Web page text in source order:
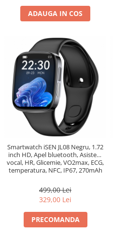
ADAUGA IN COS
Smartwatch iSEN JL08 Negru, 1.72
inch HD, Apel bluetooth, Asistent
vocal, HR, Glicemie, VO2max, ECG,
temperatura, NFC, IP67, 270mAh
499,00 Lei
329,00 Lei
PRECOMANDA